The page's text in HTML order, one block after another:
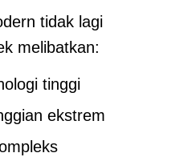
tidak lagi
melibatkan:
tinggi
ekstrem